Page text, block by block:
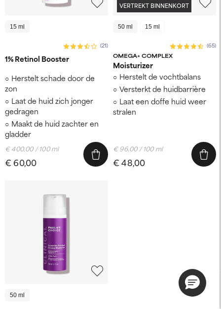
15 ml
(21)
1% Retinol Booster
Herstelt schade door de
zon
Laat de huid zich jonger
gedragen
Maakt de huid zachter en
gladder
€ 60,00
€ 400,00 / 100 ml
VERTREKT BINNENKORT
50 ml 15 ml
OMEGA+ COMPLEX
(65)
Moisturizer
Herstelt de vochtbalans
Versterkt de huidbarrière
Laat een doffe huid weer
stralen
€ 48,00
€ 96,00 / 100 ml
50 ml